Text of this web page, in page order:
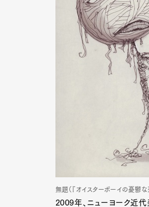
無題（『オイスターボーイの
2009年、ニューヨーク近